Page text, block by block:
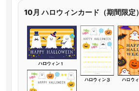
10月 ハロウィンカード（期間限定）